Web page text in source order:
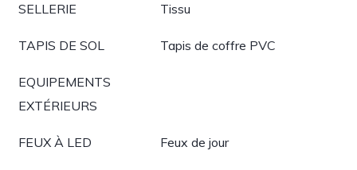
SELLERIE Tissu
TAPIS DE SOL Tapis de coffre PVC
EQUIPEMENTS
EXTÉRIEURS
FEUX À LED Feux de jour